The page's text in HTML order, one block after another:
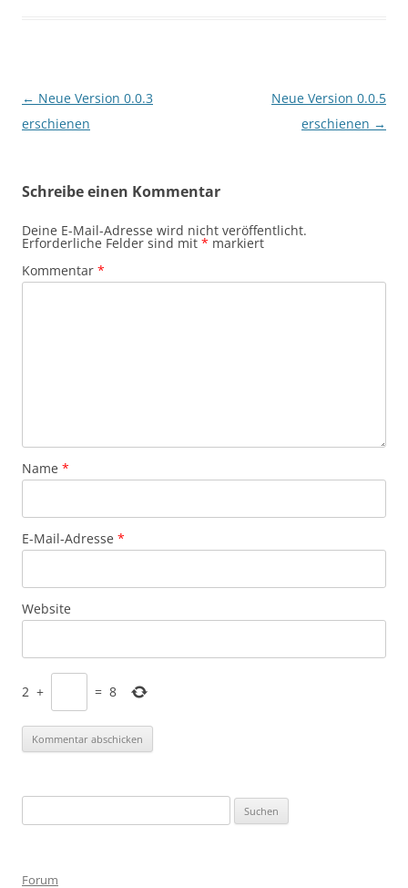
Beitragsnavigation
← Neue Version 0.0.3
erschienen
Neue Version 0.0.5
erschienen →
Schreibe einen Kommentar
Deine E-Mail-Adresse wird nicht veröffentlicht.
Erforderliche Felder sind mit * markiert
Kommentar *
Name *
E-Mail-Adresse *
Website
2 + = 8
nach:
Forum